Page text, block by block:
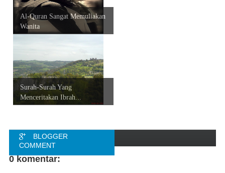
Al-Quran Sangat Memuliakan
Wanita
Surah-Surah Yang
Menceritakan Ibrah...
BLOGGER
COMMENT
0 komentar: